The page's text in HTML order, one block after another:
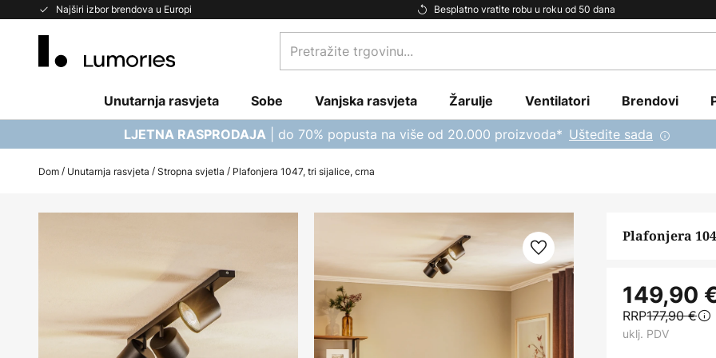
Najširi izbor brendova u Europi Besplatno vratite robu u roku od 50 dana
Skip
Pretražite
trgovinu...
Unutarnja rasvjeta Sobe Vanjska rasvjeta Žarulje Ventilatori Brendovi
LJETNA RASPRODAJA | do 70% popusta na više od 20.000 proizvoda* Uštedite sada
Dom Unutarnja rasvjeta Stropna svjetla Plafonjera 1047, tri sijalice, crna
images
Plafonjera
149,90
RRP177,90 €
uklj. PDV